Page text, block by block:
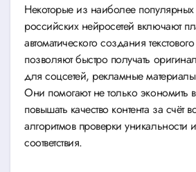
Некоторые из наиболее популярных
российских нейросетей включают
автоматического создания
позволяют быстро получать
для соцсетей, рекламные
Они помогают не только экономить
повышать качество контента за счёт
алгоритмов проверки уникальности
соответствия.